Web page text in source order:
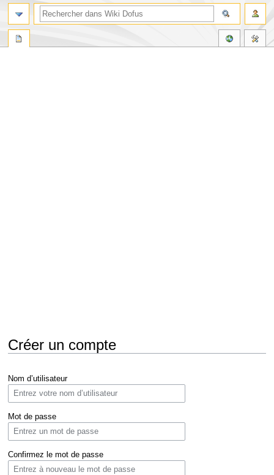
Créer un compte
à
navigation
à
recherche
Nom d’utilisateur
Mot de passe
Confirmez le mot de passe